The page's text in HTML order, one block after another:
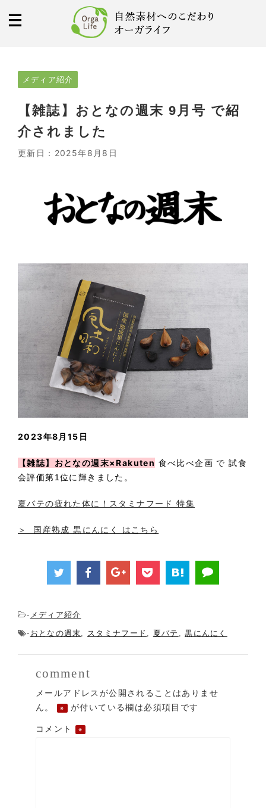
メディア紹介
【雑誌】おとなの週末 9月号 で紹
介されました
更新日： 2025年8月8日
2023年8月15日
【雑誌】おとなの週末×Rakuten 食べ比べ企画 で 試食
会評価第1位に輝きました。
夏バテの疲れた体に！スタミナフード 特集
＞ 国産熟成 黒にんにく はこちら
- メディア紹介
- おとなの週末 スタミナフード 夏バテ ,黒にんにく
comment
メールアドレスが公開されることはありませ
ん。
※ が付いている欄は必須項目です
コメント ※